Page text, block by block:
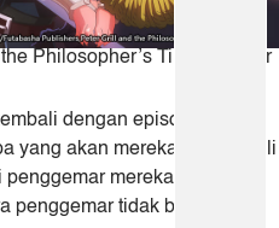
Philosopher’s Time – Super
dengan episode terbaru
yang akan mereka hadapi kali
mereka, “
penggemar tidak bisa keluar